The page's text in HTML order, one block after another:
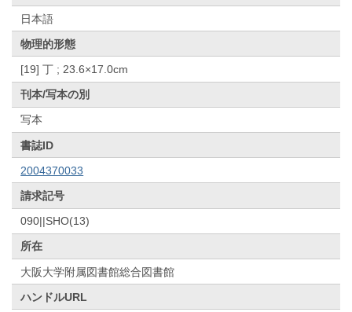
日本語
物理的形態
[19] 丁 ; 23.6×17.0cm
刊本/写本の別
写本
書誌ID
2004370033
請求記号
090||SHO(13)
所在
大阪大学附属図書館総合図書館
ハンドルURL